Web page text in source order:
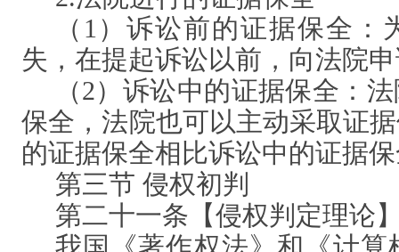
（ 1）诉讼前的证据保全：
失，在提起诉讼以前，向法院
（2）诉讼中的证据保全：
保全，法院也可以主动采取证
的证据保全相比诉讼中的证据
第三节 侵权初判
第二十一条【侵权判定理论